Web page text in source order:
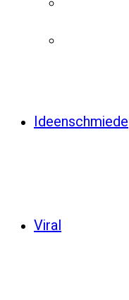
Ideenschmiede
Viral